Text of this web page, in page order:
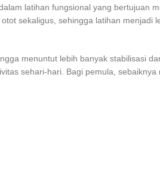
latihan fungsional yang bertujuan
sekaligus, sehingga latihan menjadi
menuntut lebih banyak stabilisasi
sehari-hari. Bagi pemula,